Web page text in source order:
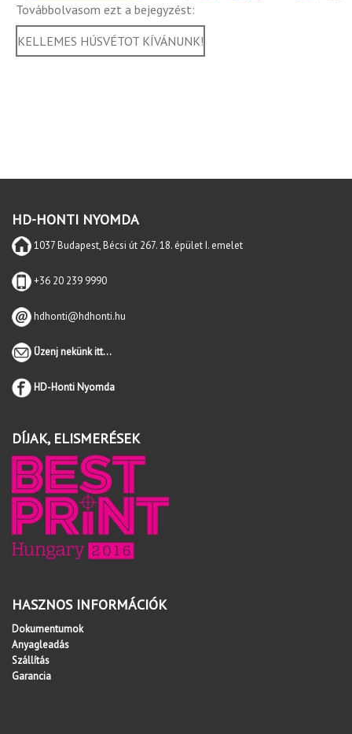
Továbbolvasom ezt a bejegyzést:
KELLEMES HÚSVÉTOT KÍVÁNUNK!
HD-HONTI NYOMDA
1037 Budapest, Bécsi út 267. 18. épület I. emelet
+36 20 239 9990
hdhonti@hdhonti.hu
Üzenj nekünk itt...
HD-Honti Nyomda
DÍJAK, ELISMERÉSEK
HASZNOS INFORMÁCIÓK
Dokumentumok
Anyagleadás
Szállítás
Garancia